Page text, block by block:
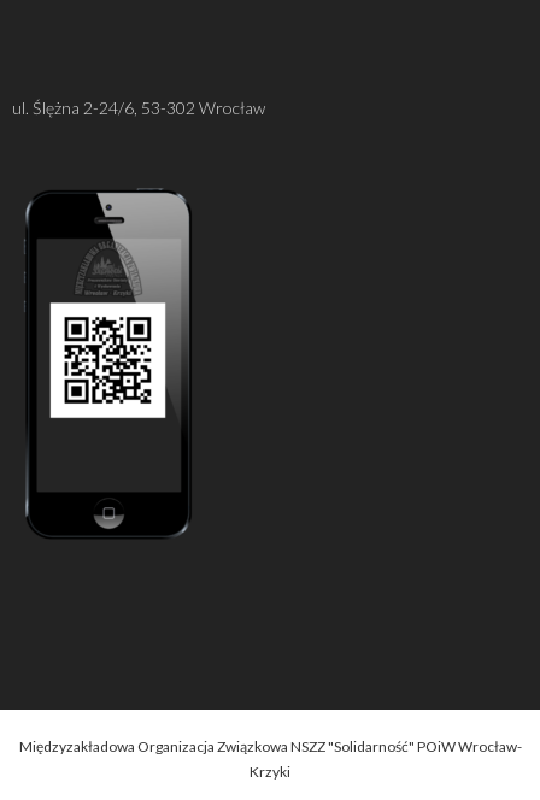
ul. Ślężna 2-24/6, 53-302 Wrocław
Międzyzakładowa Organizacja Związkowa NSZZ "Solidarność" POiW Wrocław-
Krzyki